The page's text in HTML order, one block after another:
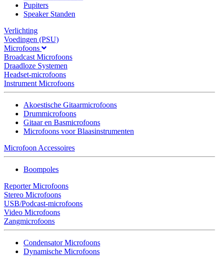
Pupiters
Speaker Standen
Verlichting
Voedingen (PSU)
Microfoons
Broadcast Microfoons
Draadloze Systemen
Headset-microfoons
Instrument Microfoons
Akoestische Gitaarmicrofoons
Drummicrofoons
Gitaar en Basmicrofoons
Microfoons voor Blaasinstrumenten
Microfoon Accessoires
Boompoles
Reporter Microfoons
Stereo Microfoons
USB/Podcast-microfoons
Video Microfoons
Zangmicrofoons
Condensator Microfoons
Dynamische Microfoons